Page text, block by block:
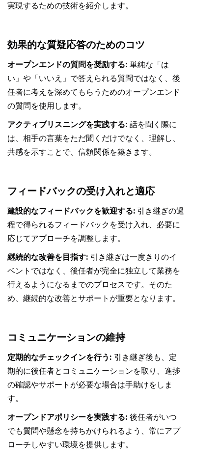
実現するための技術を紹介します。
効果的な質疑応答のためのコツ
オープンエンドの質問を奨励する: 単純な「は
い」や「いいえ」で答えられる質問ではなく、後
任者に考えを深めてもらうためのオープンエンド
の質問を使用します。
アクティブリスニングを実践する: 話を聞く際に
は、相手の言葉をただ聞くだけでなく、理解し、
共感を示すことで、信頼関係を築きます。
フィードバックの受け入れと適応
建設的なフィードバックを歓迎する: 引き継ぎの過
程で得られるフィードバックを受け入れ、必要に
応じてアプローチを調整します。
継続的な改善を目指す: 引き継ぎは一度きりのイ
ベントではなく、後任者が完全に独立して業務を
行えるようになるまでのプロセスです。そのた
め、継続的な改善とサポートが重要となります。
コミュニケーションの維持
定期的なチェックインを行う: 引き継ぎ後も、定
期的に後任者とコミュニケーションを取り、進捗
の確認やサポートが必要な場合は手助けをしま
す。
オープンドアポリシーを実践する: 後任者がいつ
でも質問や懸念を持ちかけられるよう、常にアプ
ローチしやすい環境を提供します。